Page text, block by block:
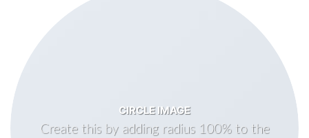
CIRCLE IMAGE
Create this by adding radius 100% to the